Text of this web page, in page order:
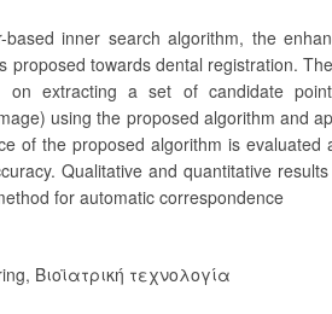
inner search algorithm, the
towards dental registration.
on extracting a set of candidate
using the proposed algorithm and
of the proposed algorithm is
Qualitative and quantitative
for automatic correspondence
, Βιοϊατρική τεχνολογία